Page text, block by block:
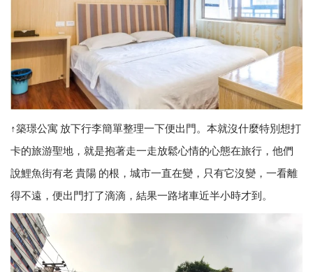
↑築璟公寓 放下行李簡單整理一下便出門。本就沒什麼特別想打
卡的旅游聖地，就是抱著走一走放鬆心情的心態在旅行，他們
說鯉魚街有老 貴陽 的根，城市一直在變，只有它沒變，一看離
得不遠，便出門打了滴滴，結果一路堵車近半小時才到。